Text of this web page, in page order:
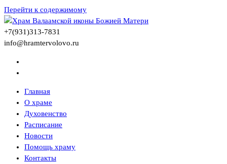
Перейти к содержимому
+7(931)313-7831
info@hramtervolovo.ru
Храм Валаамской иконы Божией Матери
Храм в Терволово
Главная
О храме
Духовенство
Расписание
Новости
Помощь храму
Контакты